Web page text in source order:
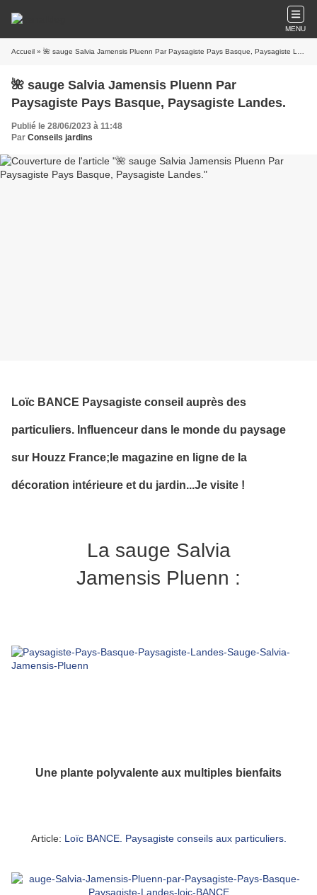
MENU
Accueil » 🌺 sauge Salvia Jamensis Pluenn Par Paysagiste Pays Basque, Paysagiste Landes.
🌺 sauge Salvia Jamensis Pluenn Par
Paysagiste Pays Basque, Paysagiste Landes.
Publié le 28/06/2023 à 11:48
Par Conseils jardins
Loïc BANCE Paysagiste conseil auprès des
particuliers. Influenceur dans le monde du paysage
sur Houzz France;le magazine en ligne de la
décoration intérieure et du jardin...Je visite !
La sauge Salvia
Jamensis Pluenn :
Une plante polyvalente aux multiples bienfaits
Article: Loïc BANCE. Paysagiste conseils aux particuliers.